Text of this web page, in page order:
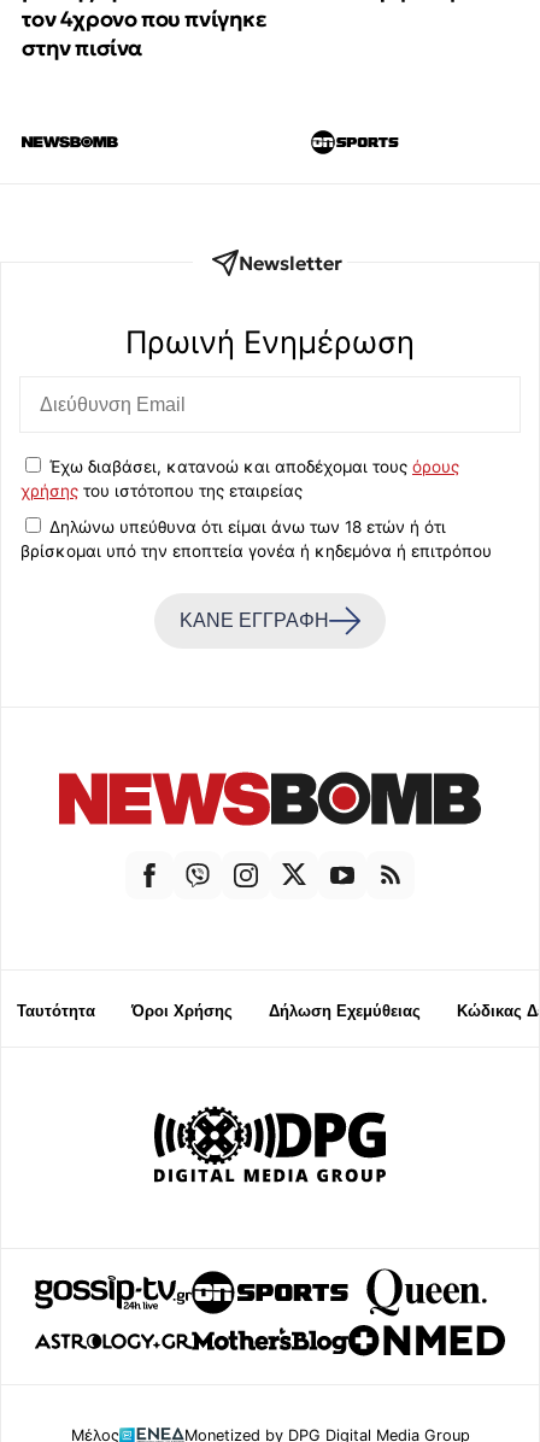
τον 4χρονο που πνίγηκε
στην πισίνα
Newsletter
Πρωινή Eνημέρωση
Έχω διαβάσει, κατανοώ και αποδέχομαι τους όρους
χρήσης του ιστότοπου της εταιρείας
Δηλώνω υπεύθυνα ότι είμαι άνω των 18 ετών ή ότι
βρίσκομαι υπό την εποπτεία γονέα ή κηδεμόνα ή επιτρόπου
ΚΑΝΕ ΕΓΓΡΑΦΗ
Ταυτότητα Όροι Χρήσης Δήλωση Εχεμύθειας Κώδικας
Μέλος Monetized by DPG Digital Media Group